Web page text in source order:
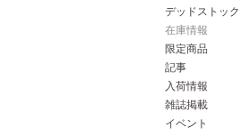
デッドストック
在庫情報
限定商品
記事
入荷情報
雑誌掲載
イベント